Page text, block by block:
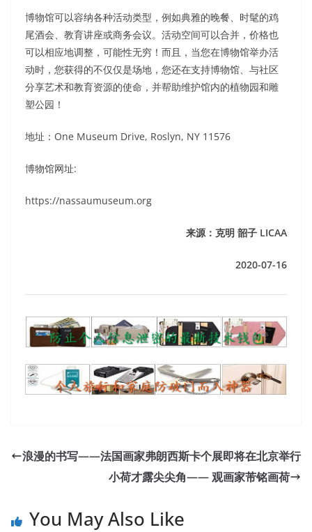
博物馆可以容纳各种活动类型，例如典雅的晚餐、时髦的鸡
尾酒会、教育讲座或商务会议。活动空间可以合并，价格也
可以相应地调整，可能性无穷！而且，当您在博物馆举办活
动时，您获得的不仅仅是场地，您还在支持博物馆、与社区
分享艺术和教育资源的使命，并帮助维护馆内的植物园和雕
塑公园！
地址：One Museum Drive, Roslyn, NY 11576
博物馆网址:
https://nassaumuseum.org
来源：克明 韶子 LICAA
2020-07-16
浪漫的书写——法国画家弗朗西斯卡个展即将在北京举行
小荷才露尖尖角—— 观画家芾铭画荷
You May Also Like